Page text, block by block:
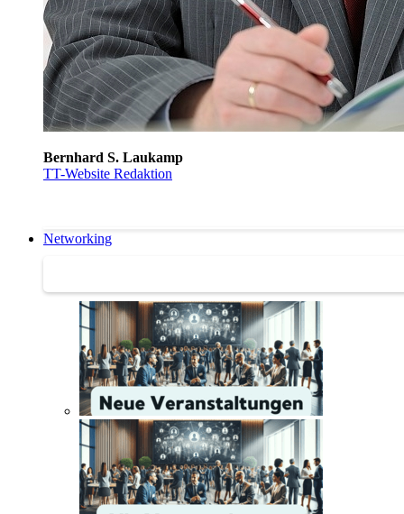
Bernhard S. Laukamp
TT-Website Redaktion
Networking